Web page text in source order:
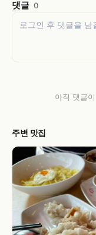
댓글 0
아직 댓글
주변 맛집